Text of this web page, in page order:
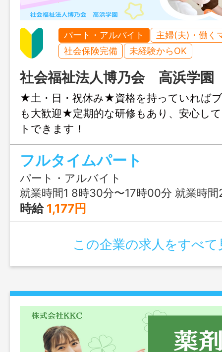
パート・アルバイト
主婦(夫)・働く
社会保険完備
未経験からOK
社会福祉法人博乃会 高浜学園
★土・日・祝休み★資格を持っていれば
も大歓迎★定期的な研修もあり、安心し
トできます！
フルタイムパート
パート・アルバイト
就業時間1 8時30分〜17時00分 就業時間2 8
時給 1,177円
この企業の求人をすべて